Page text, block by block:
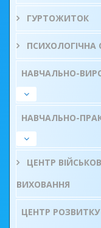
ГУРТОЖИТОК
ПСИХОЛОГІЧНА
НАВЧАЛЬНО-
НАВЧАЛЬНО-
ЦЕНТР
ВИХОВАННЯ
ЦЕНТР